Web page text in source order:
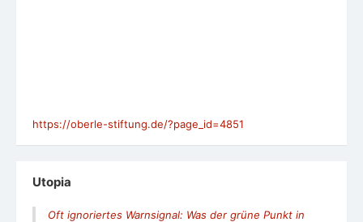
https://oberle-stiftung.de/?page_id=4851
Utopia
Oft ignoriertes Warnsignal: Was der grüne Punkt in